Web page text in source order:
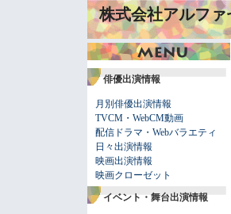
株式会社アルフ
俳優出演情報
月別俳優出演情報
TVCM・WebCM動画
配信ドラマ・Webバラエティ
日々出演情報
映画出演情報
映画クローゼット
イベント・舞台出演情報